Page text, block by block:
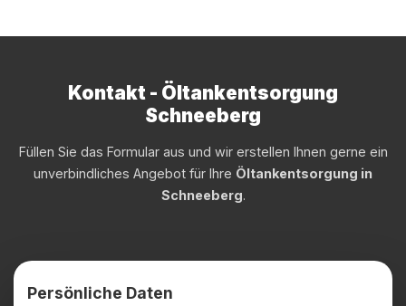
Kontakt - Öltankentsorgung
Schneeberg
Füllen Sie das Formular aus und wir erstellen Ihnen gerne ein
unverbindliches Angebot für Ihre Öltankentsorgung in
Schneeberg.
Persönliche Daten